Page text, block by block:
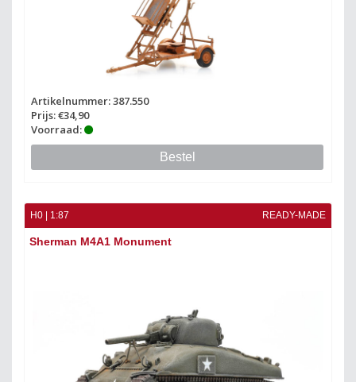
Artikelnummer: 387.550
Prijs: €34,90
Voorraad:
Bestel
H0 | 1:87 READY-MADE
Sherman M4A1 Monument